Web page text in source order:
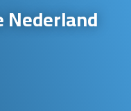
Nederland